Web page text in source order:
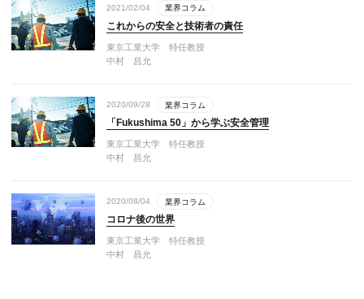
2021/02/04 業界コラム
これからの安全と技術者の責任
東京工業大学 特任教授
中村 昌允
2020/09/28 業界コラム
「Fukushima 50」から学ぶ安全管理
東京工業大学 特任教授
中村 昌允
2020/08/04 業界コラム
コロナ後の世界
東京工業大学 特任教授
中村 昌允